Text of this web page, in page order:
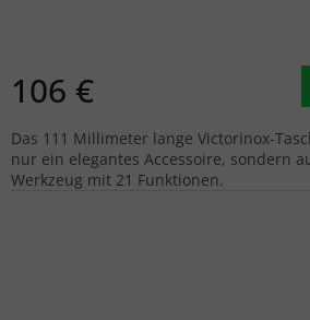
106 €
Das 111 Millimeter lange Victorinox-
nur ein elegantes Accessoire, sondern
Werkzeug mit 21 Funktionen.